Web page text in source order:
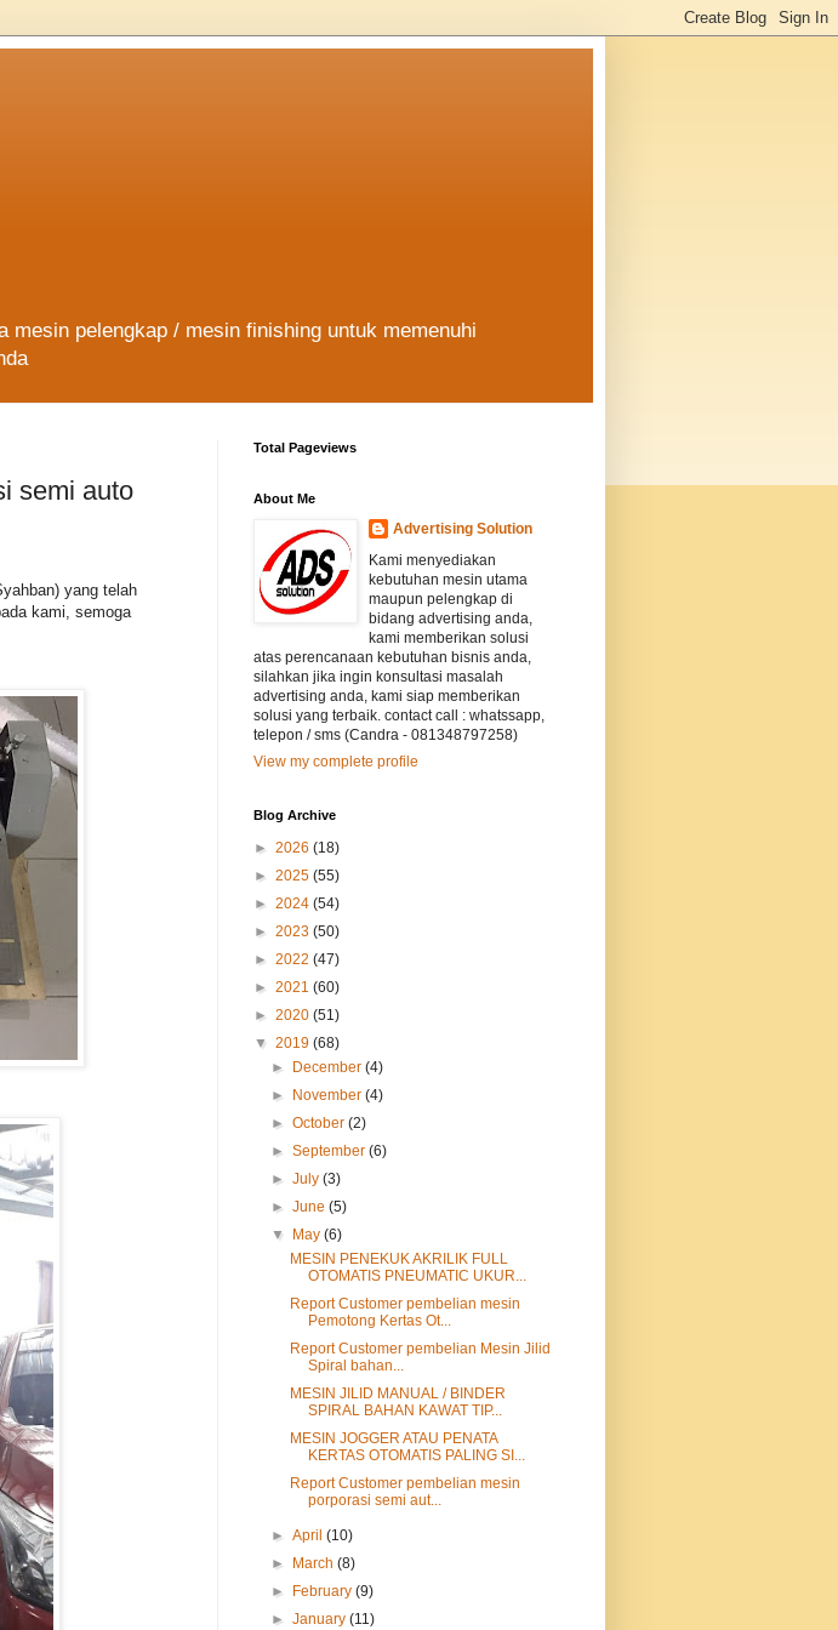
mesin pelengkap / mesin finishing untuk memenuhi
semi auto
yang telah
kami, semoga
Total Pageviews
About Me
Advertising Solution
Kami menyediakan
kebutuhan mesin utama
maupun pelengkap di
bidang advertising anda,
kami memberikan solusi
atas perencanaan kebutuhan bisnis anda,
silahkan jika ingin konsultasi masalah
advertising anda, kami siap memberikan
solusi yang terbaik. contact call : whatssapp,
telepon / sms (Candra - 081348797258)
View my complete profile
Blog Archive
► 2026 (18)
► 2025 (55)
► 2024 (54)
► 2023 (50)
► 2022 (47)
► 2021 (60)
► 2020 (51)
▼ 2019 (68)
►
December(4)
►
November(4)
►October(2)
►September(6)
►July(3)
►June(5)
▼
May(6)
MESIN PENEKUK AKRILIK FULL
OTOMATIS PNEUMATIC UKUR...
Report Customer pembelian mesin
Pemotong Kertas Ot...
Report Customer pembelian Mesin Jilid
Spiral bahan...
MESIN JILID MANUAL / BINDER
SPIRAL BAHAN KAWAT TIP...
MESIN JOGGER ATAU PENATA
KERTAS OTOMATIS PALING SI...
Report Customer pembelian mesin
porporasi semi aut...
►April(10)
►
March(8)
►
February(9)
►January(11)